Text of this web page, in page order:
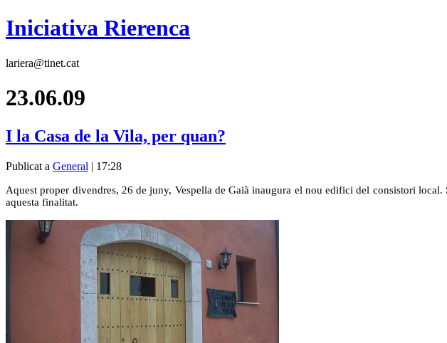
Iniciativa Rierenca
lariera@tinet.cat
23.06.09
I la Casa de la Vila, per quan?
Publicat a General | 17:28
Aquest proper divendres, 26 de juny, Vespella de Gaià inaugura el nou edifici del consistori
aquesta finalitat.